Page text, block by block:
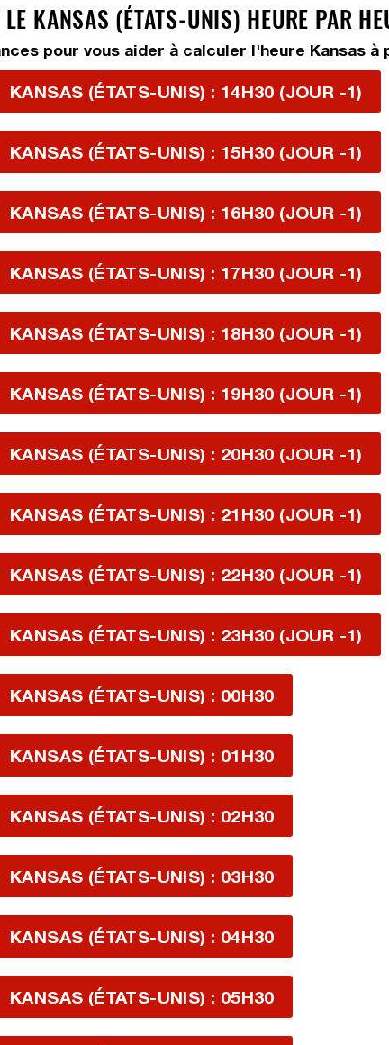
KANSAS (ÉTATS-UNIS) HEURE PAR
pour vous aider à calculer l'heure Kansas à
KANSAS (ÉTATS-UNIS) : 14H30 (JOUR -1)
KANSAS (ÉTATS-UNIS) : 15H30 (JOUR -1)
KANSAS (ÉTATS-UNIS) : 16H30 (JOUR -1)
KANSAS (ÉTATS-UNIS) : 17H30 (JOUR -1)
KANSAS (ÉTATS-UNIS) : 18H30 (JOUR -1)
KANSAS (ÉTATS-UNIS) : 19H30 (JOUR -1)
KANSAS (ÉTATS-UNIS) : 20H30 (JOUR -1)
KANSAS (ÉTATS-UNIS) : 21H30 (JOUR -1)
KANSAS (ÉTATS-UNIS) : 22H30 (JOUR -1)
KANSAS (ÉTATS-UNIS) : 23H30 (JOUR -1)
KANSAS (ÉTATS-UNIS) : 00H30
KANSAS (ÉTATS-UNIS) : 01H30
KANSAS (ÉTATS-UNIS) : 02H30
KANSAS (ÉTATS-UNIS) : 03H30
KANSAS (ÉTATS-UNIS) : 04H30
KANSAS (ÉTATS-UNIS) : 05H30